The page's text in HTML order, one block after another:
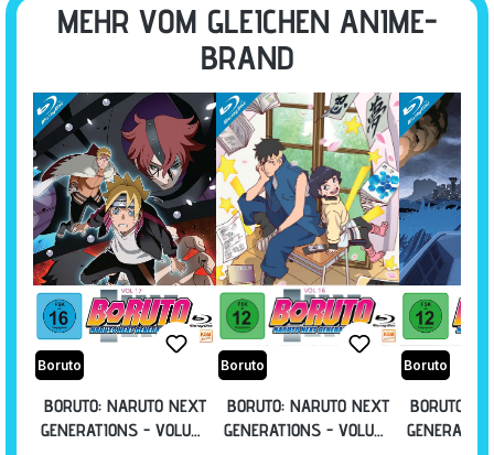
MEHR VOM GLEICHEN ANIME-
BRAND
Boruto
BORUTO: NARUTO NEXT
GENERATIONS - VOLUME
Boruto
BORUTO: NARUTO NEXT
GENERATIONS - VOLUME
Boruto
BORUTO: